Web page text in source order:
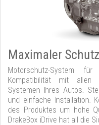
Maximaler
Motorschutz-System
Kompatibilität mit allen
Systemen Ihres Autos.
und einfache Installation.
des Produktes um hohe
DrakeBox iDrive hat all die